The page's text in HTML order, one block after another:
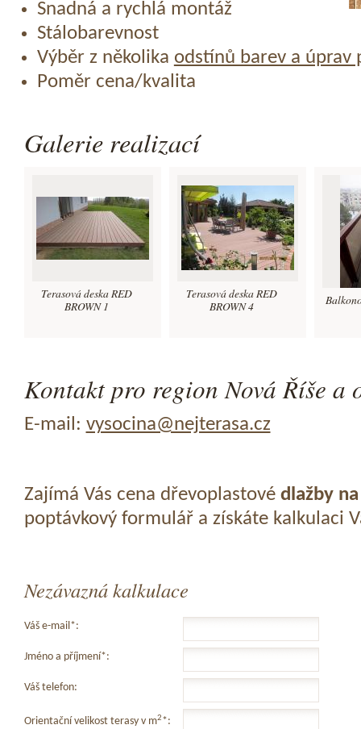
Snadná a rychlá montáž
Stálobarevnost
Výběr z několika odstínů barev a úprav
Poměr cena/kvalita
Galerie realizací
Terasová deska RED
BROWN 1
Terasová deska RED
BROWN 4
Kontakt pro region Nová Říše a
E-mail: vysocina@nejterasa.cz
Zajímá Vás cena dřevoplastové dlažby
poptávkový formulář a získáte kalkulaci
Nezávazná kalkulace
Váš e-mail*:
Jméno a příjmení*:
Váš telefon:
Orientační velikost terasy v m2*: